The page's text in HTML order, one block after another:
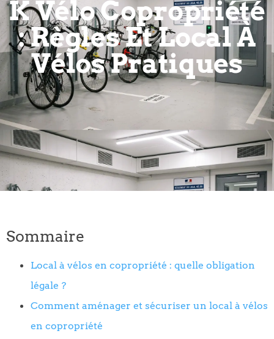
K Vélo Copropriété
: Règles Et Local À
Vélos Pratiques
Sommaire
Local à vélos en copropriété : quelle obligation
légale ?
Comment aménager et sécuriser un local à vélos
en copropriété